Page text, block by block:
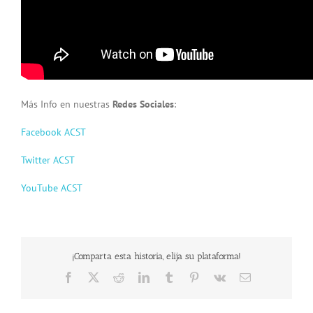
Más Info en nuestras Redes Sociales:
Facebook ACST
Twitter ACST
YouTube ACST
¡Comparta esta historia, elija su plataforma!
Facebook RedditLinkedInTumblr Pinterest
Vk Email